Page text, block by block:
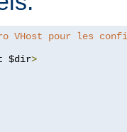
VHost pour les
$dir>